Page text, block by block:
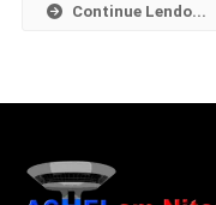
Continue Lendo...